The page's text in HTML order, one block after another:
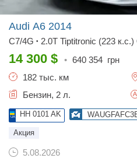
Audi A6 2014
C7/4G • 2.0T Tiptitronic (223 к.с.)
14 300 $ • 640 354 грн
182 тыс. км
Бензин, 2 л.
HH 0101 AK
Акция
5.08.2026